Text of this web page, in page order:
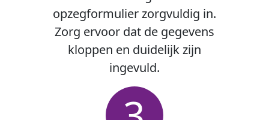
opzegformulier zorgvuldig in.
Zorg ervoor dat de gegevens
kloppen en duidelijk zijn
ingevuld.